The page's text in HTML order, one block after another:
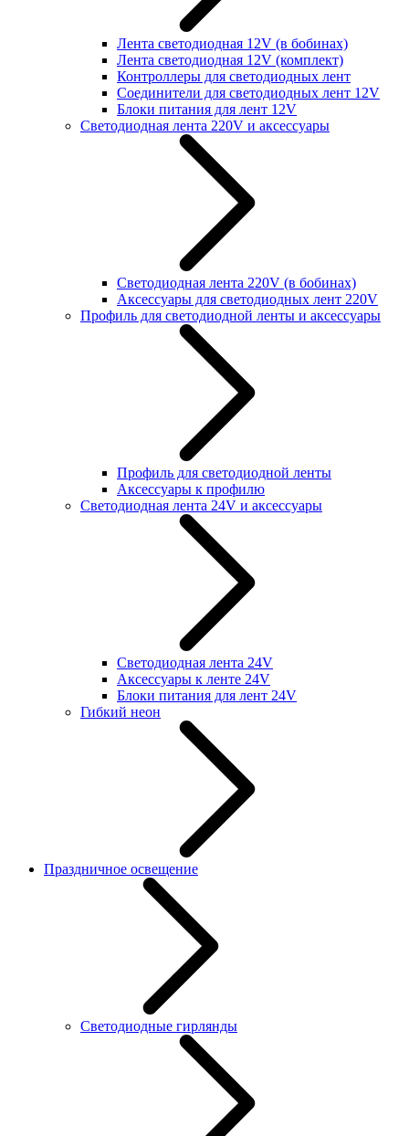
Лента светодиодная 12V (в бобинах)
Лента светодиодная 12V (комплект)
Контроллеры для светодиодных лент
Соединители для светодиодных лент 12V
Блоки питания для лент 12V
Светодиодная лента 220V и аксессуары
Светодиодная лента 220V (в бобинах)
Аксессуары для светодиодных лент 220V
Профиль для светодиодной ленты и аксессуары
Профиль для светодиодной ленты
Аксессуары к профилю
Светодиодная лента 24V и аксессуары
Светодиодная лента 24V
Аксессуары к ленте 24V
Блоки питания для лент 24V
Гибкий неон
Праздничное освещение
Светодиодные гирлянды